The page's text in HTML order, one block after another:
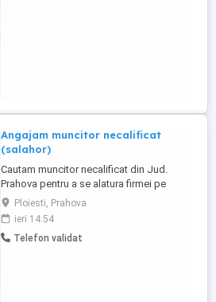
Angajam muncitor necalificat
(salahor)
Cautam muncitor necalificat din Jud.
Prahova pentru a se alatura firmei pe
diverse santiere. Daca esti o persoana
responsabila, dornica sa inveti si sa
lucrezi intr-un mediu dinamic, te incurajam
sa aplici. Se ofera: salariu competitiv
Ploiesti, Prahova
ieri 14:54
Telefon validat